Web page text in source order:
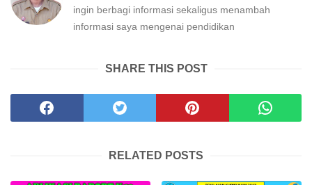
ingin berbagi informasi sekaligus menambah
informasi saya mengenai pendidikan
SHARE THIS POST
RELATED POSTS